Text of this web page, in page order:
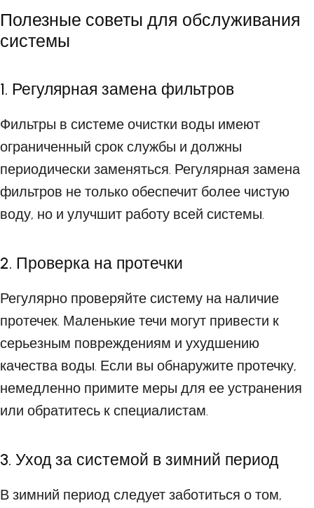
Полезные советы для обслуживания
системы
1. Регулярная замена фильтров
Фильтры в системе очистки воды имеют
ограниченный срок службы и должны
периодически заменяться. Регулярная замена
фильтров не только обеспечит более чистую
воду, но и улучшит работу всей системы.
2. Проверка на протечки
Регулярно проверяйте систему на наличие
протечек. Маленькие течи могут привести к
серьезным повреждениям и ухудшению
качества воды. Если вы обнаружите протечку,
немедленно примите меры для ее устранения
или обратитесь к специалистам.
3. Уход за системой в зимний период
В зимний период следует заботиться о том,